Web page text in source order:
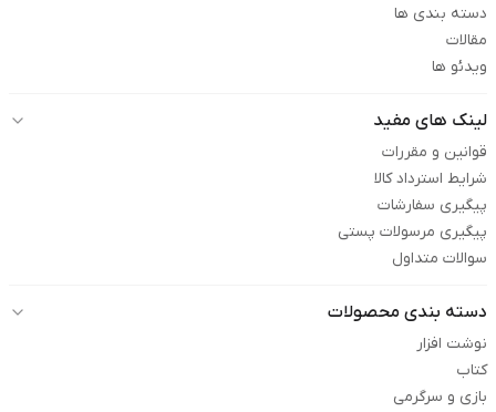
دسته بندی ها
مقالات
ویدئو ها
لینک های مفید
قوانین و مقررات
شرایط استرداد کالا
پیگیری سفارشات
پیگیری مرسولات پستی
سوالات متداول
دسته بندی محصولات
نوشت افزار
کتاب
بازی و سرگرمی